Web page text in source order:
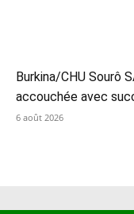
Burkina/CHU Sourô
accouchée avec
6 août 2026